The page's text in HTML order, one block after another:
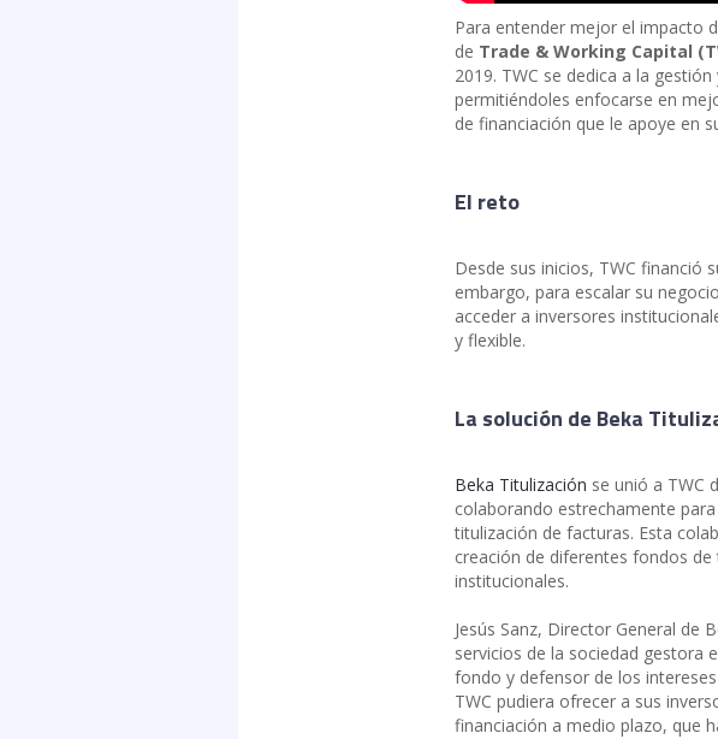
Para entender mejor el impacto
de Trade & Working Capital
2019. TWC se dedica a la
permitiéndoles enfocarse en
de financiación que le apoye en
El reto
Desde sus inicios, TWC financió
embargo, para escalar su
acceder a inversores
y flexible.
La solución de Beka
Beka Titulización se unió a TWC
colaborando estrechamente
titulización de facturas. Esta
creación de diferentes fondos
institucionales.
Jesús Sanz, Director General de
servicios de la sociedad gestora
fondo y defensor de los
TWC pudiera ofrecer a sus
financiación a medio plazo, que